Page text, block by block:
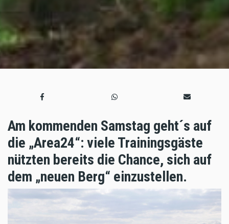
Am kommenden Samstag geht´s auf
die „Area24“: viele Trainingsgäste
nützten bereits die Chance, sich auf
dem „neuen Berg“ einzustellen.